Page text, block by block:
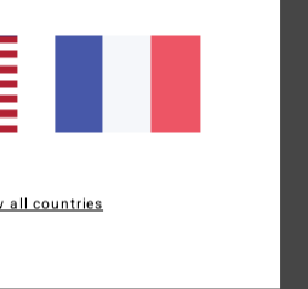
86% polyamide, 14%
all countries